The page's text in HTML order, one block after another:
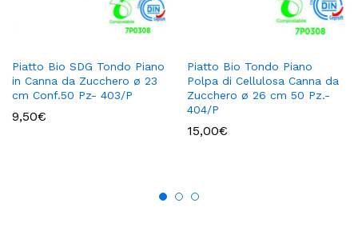
Piatto Bio SDG Tondo Piano
in Canna da Zucchero ø 23
cm Conf.50 Pz- 403/P
9,50€
Piatto Bio Tondo Piano
Polpa di Cellulosa Canna da
Zucchero ø 26 cm 50 Pz.-
404/P
15,00€